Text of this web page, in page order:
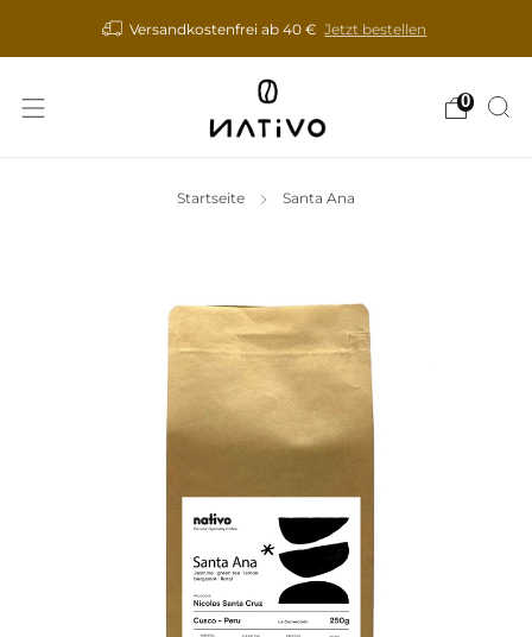
Versandkostenfrei ab 40 € Jetzt bestellen
0
Startseite Santa Ana